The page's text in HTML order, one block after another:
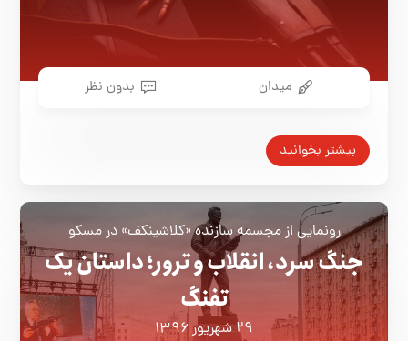
میدان بدون نظر
بیشتر بخوانید
رونمایی از مجسمه سازنده «کلاشینکف» در مسکو
جنگ سرد، انقلاب و ترور؛ داستان یک
تفنگ
۲۹ شهریور ۱۳۹۶